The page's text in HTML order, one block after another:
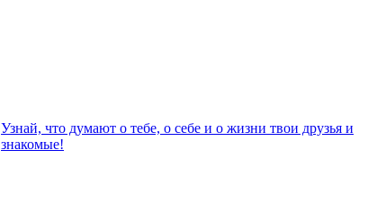
Узнай, что думают о тебе, о себе и о жизни твои друзья и
знакомые!